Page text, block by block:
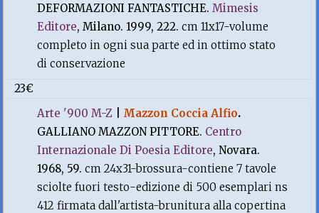
DEFORMAZIONI FANTASTICHE.Mimesis
Editore, Milano. 1999, 222.cm 11x17-volume
completo in ogni sua parte ed in ottimo stato
di conservazione
23€
Arte '900 M-Z
Mazzon Coccia Alfio.
GALLIANO MAZZON PITTORE. Centro
Internazionale Di Poesia Editore, Novara.
1968, 59.cm 24x31-brossura-contiene 7 tavole
sciolte fuori testo-edizione di 500 esemplari ns
412 firmata dall'artista-brunitura alla copertina